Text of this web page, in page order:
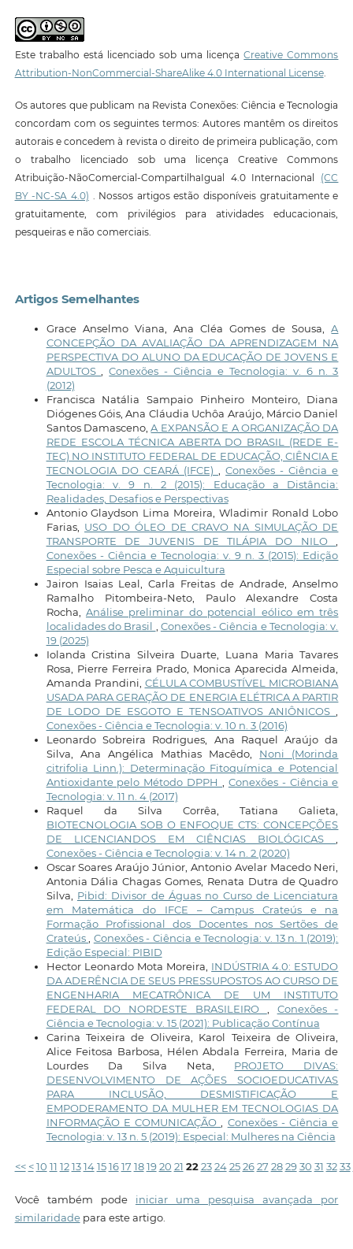
Este trabalho está licenciado sob uma licençaCreative Commons
Attribution-NonCommercial-ShareAlike 4.0 International License.
Os autores que publicam na Revista Conexões: Ciência e Tecnologia
concordam com os seguintes termos: Autores mantêm os direitos
autorais e concedem à revista o direito de primeira publicação, com
o trabalho licenciado sob uma licença Creative Commons
Atribuição-NãoComercial-CompartilhaIgual 4.0 Internacional (CC
BY -NC-SA 4.0) . Nossos artigos estão disponíveis gratuitamente e
gratuitamente, com privilégios para atividades educacionais,
pesqueiras e não comerciais.
Artigos Semelhantes
Grace Anselmo Viana, Ana Cléa Gomes de Sousa,A
CONCEPÇÃO DA AVALIAÇÃO DA APRENDIZAGEM NA
PERSPECTIVA DO ALUNO DA EDUCAÇÃO DE JOVENS E
ADULTOS
,Conexões - Ciência e Tecnologia: v. 6 n. 3
(2012)
Francisca Natália Sampaio Pinheiro Monteiro, Diana
Diógenes Góis, Ana Cláudia Uchôa Araújo, Márcio Daniel
Santos Damasceno,A EXPANSÃO E A ORGANIZAÇÃO DA
REDE ESCOLA TÉCNICA ABERTA DO BRASIL (REDE E-
TEC) NO INSTITUTO FEDERAL DE EDUCAÇÃO, CIÊNCIA E
TECNOLOGIA DO CEARÁ (IFCE)
,Conexões - Ciência e
Tecnologia: v. 9 n. 2 (2015): Educação a Distância:
Realidades, Desafios e Perspectivas
Antonio Glaydson Lima Moreira, Wladimir Ronald Lobo
Farias, USO DO ÓLEO DE CRAVO NA SIMULAÇÃO DE
TRANSPORTE DE JUVENIS DE TILÁPIA DO NILO
Conexões - Ciência e Tecnologia: v. 9 n. 3 (2015): Edição
Especial sobre Pesca e Aquicultura
Jairon Isaias Leal, Carla Freitas de Andrade, Anselmo
Ramalho Pitombeira-Neto, Paulo Alexandre Costa
Rocha, Análise preliminar do potencial eólico em três
localidades do Brasil
Conexões - Ciência e Tecnologia: v.
19 (2025)
Iolanda Cristina Silveira Duarte, Luana Maria Tavares
Rosa, Pierre Ferreira Prado, Monica Aparecida Almeida,
Amanda Prandini, CÉLULA COMBUSTÍVEL MICROBIANA
USADA PARA GERAÇÃO DE ENERGIA ELÉTRICA A PARTIR
DE LODO DE ESGOTO E TENSOATIVOS ANIÔNICOS
Conexões - Ciência e Tecnologia: v. 10 n. 3 (2016)
Leonardo Sobreira Rodrigues, Ana Raquel Araújo da
Silva, Ana Angélica Mathias Macêdo, Noni (Morinda
citrifolia Linn.): Determinação Fitoquímica e Potencial
Antioxidante pelo Método DPPH
Conexões - Ciência e
Tecnologia: v. 11 n. 4 (2017)
Raquel da Silva Corrêa, Tatiana Galieta,
BIOTECNOLOGIA SOB O ENFOQUE CTS: CONCEPÇÕES
DE LICENCIANDOS EM CIÊNCIAS BIOLÓGICAS
Conexões - Ciência e Tecnologia: v. 14 n. 2 (2020)
Oscar Soares Araújo Júnior, Antonio Avelar Macedo Neri,
Antonia Dália Chagas Gomes, Renata Dutra de Quadro
Silva, Pibid: Divisor de Águas no Curso de Licenciatura
em Matemática do IFCE – Campus Crateús e na
Formação Profissional dos Docentes nos Sertões de
Crateús
Conexões - Ciência e Tecnologia: v. 13 n. 1 (2019):
Edição Especial: PIBID
Hector Leonardo Mota Moreira, INDÚSTRIA 4.0: ESTUDO
DA ADERÊNCIA DE SEUS PRESSUPOSTOS AO CURSO DE
ENGENHARIA MECATRÔNICA DE UM INSTITUTO
FEDERAL DO NORDESTE BRASILEIRO
Conexões -
Ciência e Tecnologia: v. 15 (2021): Publicação Contínua
Carina Teixeira de Oliveira, Karol Teixeira de Oliveira,
Alice Feitosa Barbosa, Hélen Abdala Ferreira, Maria de
Lourdes Da Silva Neta, PROJETO DIVAS:
DESENVOLVIMENTO DE AÇÕES SOCIOEDUCATIVAS
PARA INCLUSÃO, DESMISTIFICAÇÃO E
EMPODERAMENTO DA MULHER EM TECNOLOGIAS DA
INFORMAÇÃO E COMUNICAÇÃO
Conexões - Ciência e
Tecnologia: v. 13 n. 5 (2019): Especial: Mulheres na Ciência
<< < 10 11 12 13 14 15 16 17 18 19 20 21 22 23 24 25 26 27 28 29 30 31 32 33
Você também pode iniciar uma pesquisa avançada por
similaridadepara este artigo.